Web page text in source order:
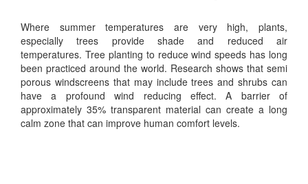
Where summer temperatures are very high, plants,
especially trees provide shade and reduced air
temperatures. Tree planting to reduce wind speeds has long
been practiced around the world. Research shows that semi
porous windscreens that may include trees and shrubs can
have a profound wind reducing effect. A barrier of
approximately 35% transparent material can create a long
calm zone that can improve human comfort levels.